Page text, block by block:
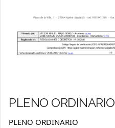
PLENO ORDINARIO
PLENO ORDINARIO